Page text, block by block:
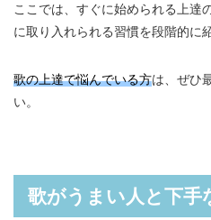
ここでは、すぐに始められる上達
に取り入れられる習慣を段階的に
歌の上達で悩んでいる方は、ぜひ
い。
歌がうまい人と下手